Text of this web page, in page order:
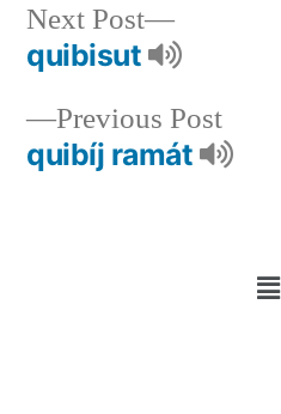
Previous Post
quibíj ramát
Next Post
quibisut